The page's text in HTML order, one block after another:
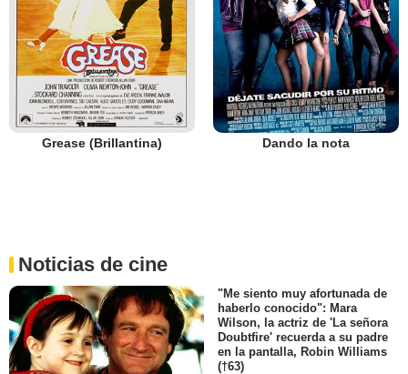
Grease (Brillantina) Dando la nota
Noticias de cine
"Me siento muy afortunada de
haberlo conocido": Mara
Wilson, la actriz de 'La señora
Doubtfire' recuerda a su padre
en la pantalla, Robin Williams
(†63)